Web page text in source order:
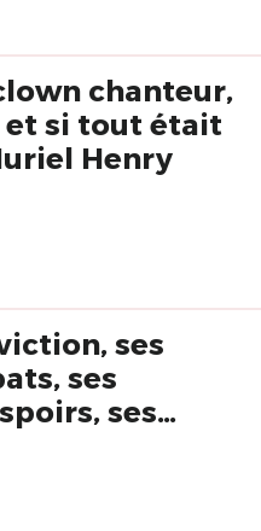
chanteur,
et si tout était
Henry
ses
ses
ses
, ses re-
ses ruses,
chemins de